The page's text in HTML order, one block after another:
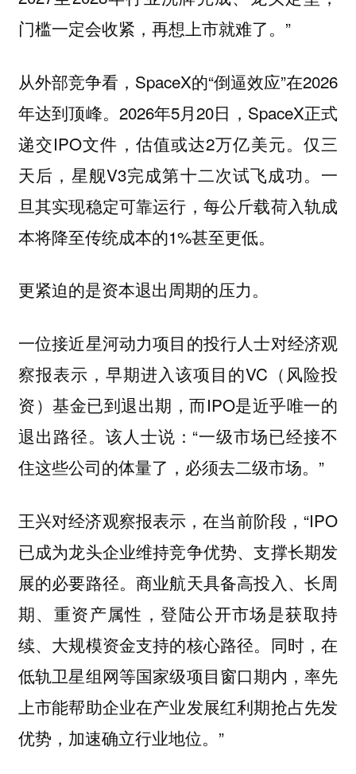
门槛一定会收紧，再想上市就难了。”
从外部竞争看，SpaceX的“倒逼效应”在2026
年达到顶峰。2026年5月20日，SpaceX正式
递交IPO文件，估值或达2万亿美元。仅三
天后，星舰V3完成第十二次试飞成功。一
旦其实现稳定可靠运行，每公斤载荷入轨成
本将降至传统成本的1%甚至更低。
更紧迫的是资本退出周期的压力。
一位接近星河动力项目的投行人士对经济观
察报表示，早期进入该项目的VC（风险投
资）基金已到退出期，而IPO是近乎唯一的
退出路径。该人士说：“一级市场已经接不
住这些公司的体量了，必须去二级市场。”
王兴对经济观察报表示，在当前阶段，“IPO
已成为龙头企业维持竞争优势、支撑长期发
展的必要路径。商业航天具备高投入、长周
期、重资产属性，登陆公开市场是获取持
续、大规模资金支持的核心路径。同时，在
低轨卫星组网等国家级项目窗口期内，率先
上市能帮助企业在产业发展红利期抢占先发
优势，加速确立行业地位。”